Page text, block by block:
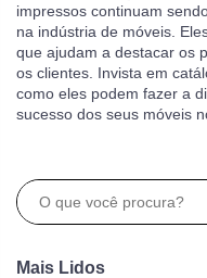
impressos continuam
na indústria de móveis.
que ajudam a destacar os
os clientes. Invista em
como eles podem fazer a
sucesso dos seus móveis
Mais Lidos